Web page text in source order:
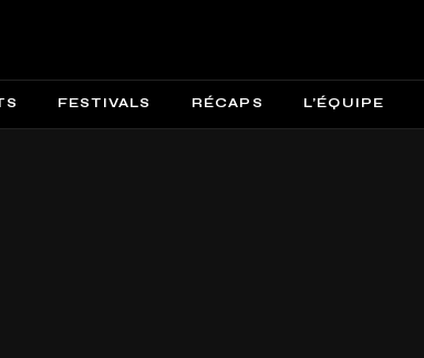
FESTIVALS RÉCAPS L’ÉQUIPE